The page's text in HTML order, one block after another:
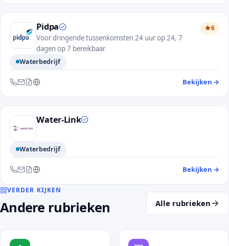
Pidpa
Voor dringende tussenkomsten 24 uur op 24, 7
dagen op 7 bereikbaar
6
Waterbedrijf
Bereikbaar via telefoon, e-mail, contactformulier en websiteBekijken →
Water-Link
Waterbedrijf
Bereikbaar via telefoon, e-mail, contactformulier en websiteBekijken →
VERDER KIJKEN
Andere rubrieken Alle rubrieken